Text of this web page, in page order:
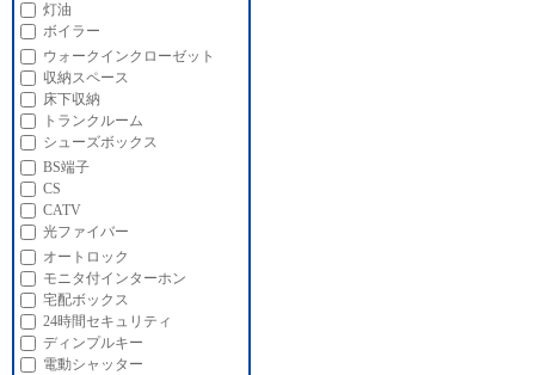
灯油
ボイラー
ウォークインクローゼット
収納スペース
床下収納
トランクルーム
シューズボックス
BS端子
CS
CATV
光ファイバー
オートロック
モニタ付インターホン
宅配ボックス
24時間セキュリティ
ディンプルキー
電動シャッター